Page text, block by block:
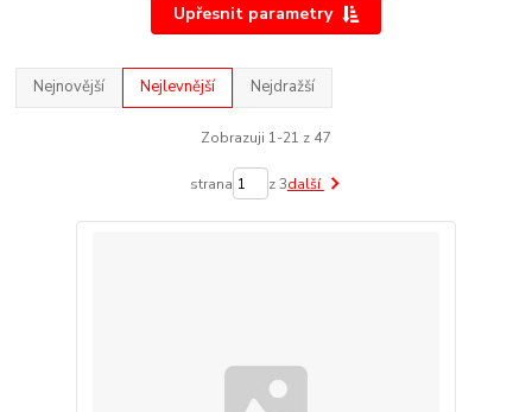
Upřesnit parametry
Nejnovější Nejlevnější Nejdražší
Zobrazuji 1-21 z 47
strana z 3další